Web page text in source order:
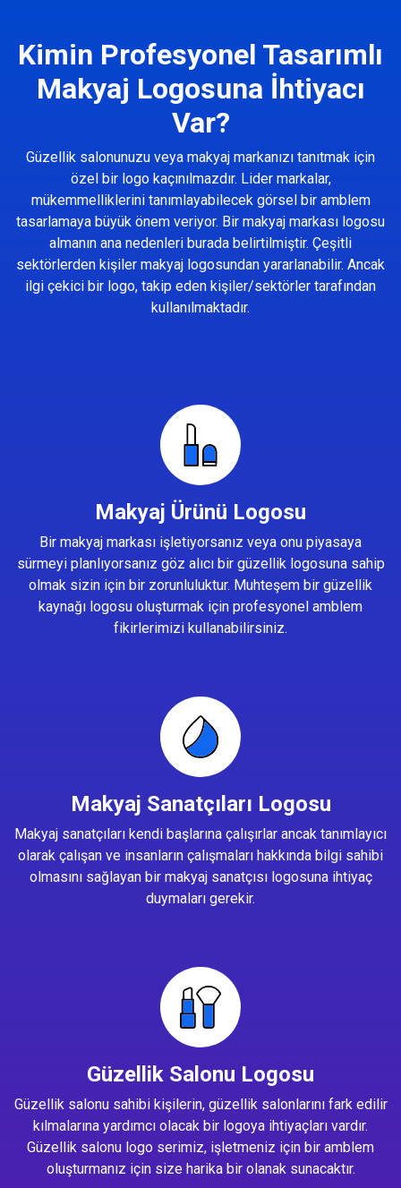
Kimin Profesyonel Tasarımlı
Makyaj Logosuna İhtiyacı
Var?
Güzellik salonunuzu veya makyaj markanızı tanıtmak için
özel bir logo kaçınılmazdır. Lider markalar,
mükemmelliklerini tanımlayabilecek görsel bir amblem
tasarlamaya büyük önem veriyor. Bir makyaj markası logosu
almanın ana nedenleri burada belirtilmiştir. Çeşitli
sektörlerden kişiler makyaj logosundan yararlanabilir. Ancak
ilgi çekici bir logo, takip eden kişiler/sektörler tarafından
kullanılmaktadır.
Makyaj Ürünü Logosu
Bir makyaj markası işletiyorsanız veya onu piyasaya
sürmeyi planlıyorsanız göz alıcı bir güzellik logosuna sahip
olmak sizin için bir zorunluluktur. Muhteşem bir güzellik
kaynağı logosu oluşturmak için profesyonel amblem
fikirlerimizi kullanabilirsiniz.
Makyaj Sanatçıları Logosu
Makyaj sanatçıları kendi başlarına çalışırlar ancak tanımlayıcı
olarak çalışan ve insanların çalışmaları hakkında bilgi sahibi
olmasını sağlayan bir makyaj sanatçısı logosuna ihtiyaç
duymaları gerekir.
Güzellik Salonu Logosu
Güzellik salonu sahibi kişilerin, güzellik salonlarını fark edilir
kılmalarına yardımcı olacak bir logoya ihtiyaçları vardır.
Güzellik salonu logo serimiz, işletmeniz için bir amblem
oluşturmanız için size harika bir olanak sunacaktır.